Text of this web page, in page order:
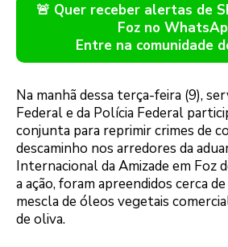
🚨 Quer receber alertas de
Foz no
Entre na comunidade
Na manhã dessa terça-feira (9),
Federal e da Polícia Federal
conjunta para reprimir crimes de
descaminho nos arredores da
Internacional da Amizade em Foz
a ação, foram apreendidos cerca
mescla de óleos vegetais
de oliva.